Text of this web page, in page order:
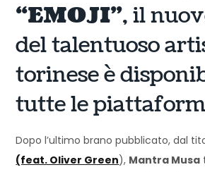
“EMOJI”, il
del talentuoso
torinese è
tutte le
Dopo l’ultimo brano pubblicato, dal
(feat. Oliver Green), Mantra Musa